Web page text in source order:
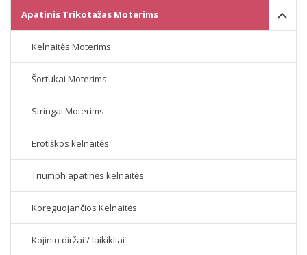
Apatinis Trikotažas Moterims
Kelnaitės Moterims
Šortukai Moterims
Stringai Moterims
Erotiškos kelnaitės
Triumph apatinės kelnaitės
Koreguojančios Kelnaitės
Kojinių diržai / laikikliai